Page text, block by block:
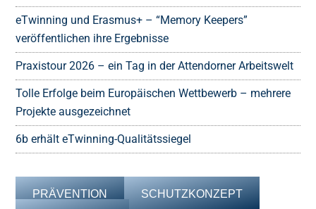
eTwinning und Erasmus+ – “Memory Keepers”
veröffentlichen ihre Ergebnisse
Praxistour 2026 – ein Tag in der Attendorner Arbeitswelt
Tolle Erfolge beim Europäischen Wettbewerb – mehrere
Projekte ausgezeichnet
6b erhält eTwinning-Qualitätssiegel
PRÄVENTION
SCHUTZKONZEPT